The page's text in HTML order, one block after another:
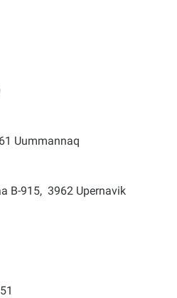
Uummannaq
B-915, 3962 Upernavik